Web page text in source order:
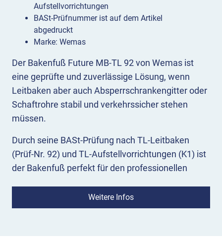
Der Bakenfuß Future MB-TL 92 von Wemas ist
eine geprüfte und zuverlässige Lösung, wenn
Leitbaken aber auch Absperrschrankengitter oder
Schaftrohre stabil und verkehrssicher stehen
müssen.
Durch seine BASt-Prüfung nach TL-Leitbaken
(Prüf-Nr. 92) und TL-Aufstellvorrichtungen (K1) ist
der Bakenfuß perfekt für den professionellen
wetterfest und beständig bei Frost, Ölkontakt oder
Streusalz.
Weitere Infos
Aufstellvorrichtungen
BASt-Prüfnummer ist auf dem Artikel
abgedruckt
Marke: Wemas